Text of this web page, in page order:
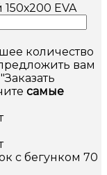
EVA
количество
вам
самые
с бегунком 70